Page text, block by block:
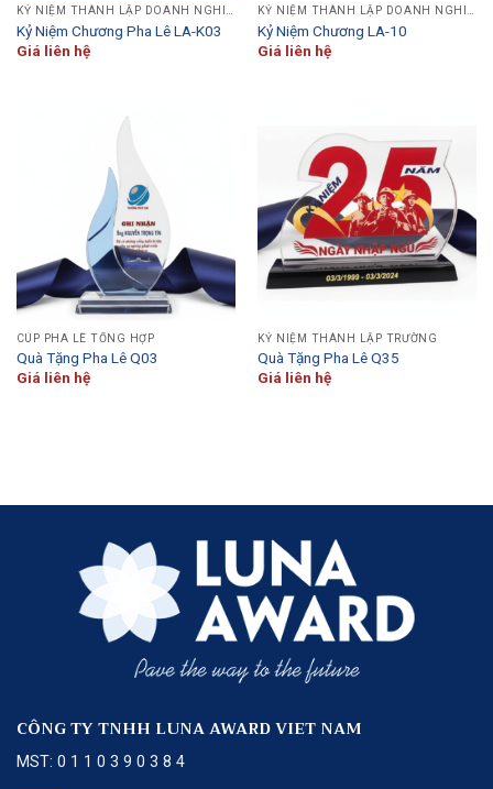
KỶ NIỆM THÀNH LẬP DOANH NGHIỆP
Kỷ Niệm Chương Pha Lê LA-K03
Giá liên hệ
KỶ NIỆM THÀNH LẬP DOANH NGHIỆP
Kỷ Niệm Chương LA-10
Giá liên hệ
CÚP PHA LÊ TỔNG HỢP
Quà Tặng Pha Lê Q03
Giá liên hệ
KỶ NIỆM THÀNH LẬP TRƯỜNG
Quà Tặng Pha Lê Q35
Giá liên hệ
CÔNG TY TNHH LUNA AWARD VIET NAM
MST: 0 1 1 0 3 9 0 3 8 4